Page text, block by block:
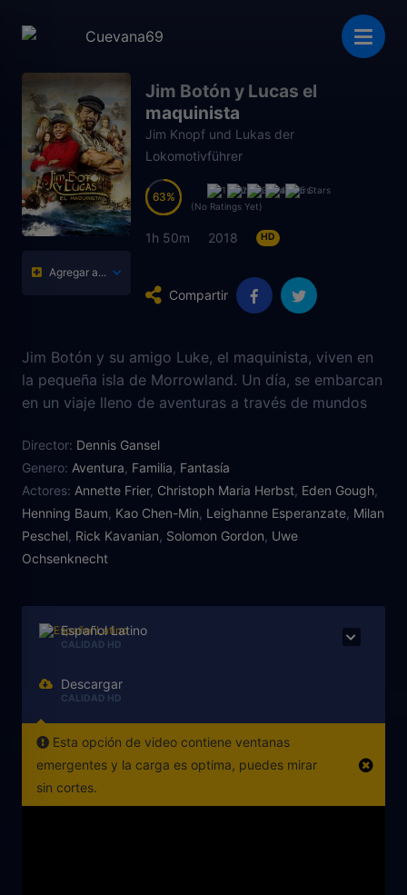
Agregar a...
Jim Botón y Lucas el
maquinista
Jim Knopf und Lukas der
Lokomotivführer
63
63
(No Ratings Yet)
1h 50m 2018 HD
Compartir
Jim Botón y su amigo Luke, el maquinista, viven en
la pequeña isla de Morrowland. Un día, se embarcan
en un viaje lleno de aventuras a través de mundos
princesa Li Si, de la impenetrable Ciudad Dragón y
así también resolver el secreto de los misteriosos
orígenes de Jim.
Director: Dennis Gansel
Genero: Aventura Familia Fantasía
Actores: Annette Frier, Christoph Maria Herbst Eden Gough
Henning Baum Kao Chen-Min Leighanne Esperanzate Milan
Peschel Rick Kavanian Solomon Gordon Uwe
Ochsenknecht
Español Latino
CALIDAD HD
Descargar
CALIDAD HD
Esta opción de video contiene ventanas
emergentes y la carga es optima, puedes mirar
sin cortes.